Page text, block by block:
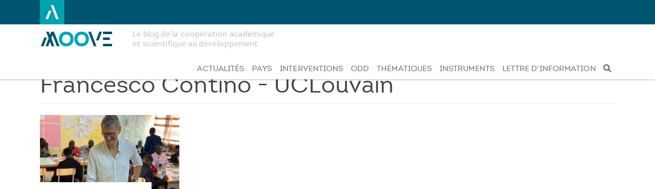
principal
Le blog de la coopération académique
et scientifique au développement
ACTUALITÉS PAYS INTERVENTIONS ODD THÉMATIQUES INSTRUMENTS LETTRE D'INFORMATION
Francesco Contino - UCLouvain